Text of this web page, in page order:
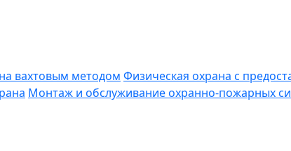
вахтовым методом Физическая охрана с
Монтаж и обслуживание охранно-пожарных